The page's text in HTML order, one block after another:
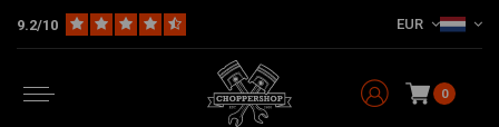
9.2/10 EUR
0
Multi-fit Vering 4-Delige Vorkbuis Afdekkingsset - Glanzend Zwart
bekijk alles van Cult-Werk
4-Delige Vorkbuis Afdekkingsset - Glanzend